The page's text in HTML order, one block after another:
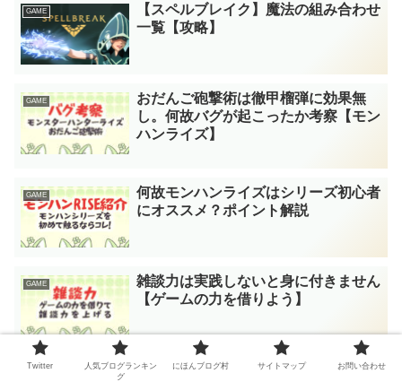
GAME
【スペルブレイク】魔法の組み合わせ
一覧【攻略】
GAME
おだんご砲撃術は徹甲榴弾に効果無
し。何故バグが起こったか考察【モン
ハンライズ】
GAME
何故モンハンライズはシリーズ初心者
にオススメ？ポイント解説
GAME
雑談力は実践しないと身に付きません
【ゲームの力を借りよう】
良いゲームにとって大切なのは良いリ
Twitter
人気ブログランキン
グ
にほんブログ村 サイトマップ お問い合わせ